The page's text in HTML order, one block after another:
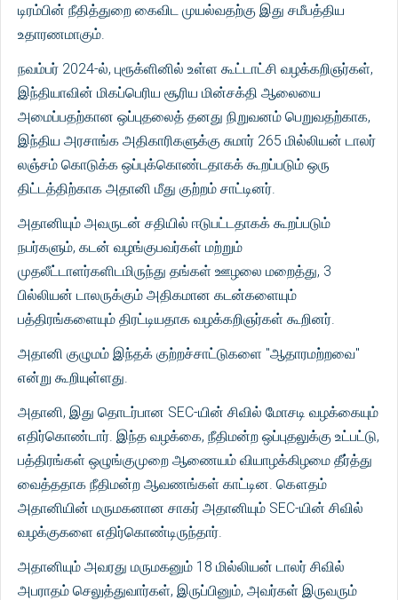
டிரம்பின் நீதித்துறை கைவிட முயல்வதற்கு இது சமீபத்திய
உதாரணமாகும்.
நவம்பர் 2024-ல், புரூக்ளினில் உள்ள கூட்டாட்சி வழக்கறிஞர்கள்,
இந்தியாவின் மிகப்பெரிய சூரிய மின்சக்தி ஆலையை
அமைப்பதற்கான ஒப்புதலைத் தனது நிறுவனம் பெறுவதற்காக,
இந்திய அரசாங்க அதிகாரிகளுக்கு சுமார் 265 மில்லியன் டாலர்
லஞ்சம் கொடுக்க ஒப்புக்கொண்டதாகக் கூறப்படும் ஒரு
திட்டத்திற்காக அதானி மீது குற்றம் சாட்டினர்.
அதானியும் அவருடன் சதியில் ஈடுபட்டதாகக் கூறப்படும்
நபர்களும், கடன் வழங்குபவர்கள் மற்றும்
முதலீட்டாளர்களிடமிருந்து தங்கள் ஊழலை மறைத்து, 3
பில்லியன் டாலருக்கும் அதிகமான கடன்களையும்
பத்திரங்களையும் திரட்டியதாக வழக்கறிஞர்கள் கூறினர்.
அதானி குழுமம் இந்தக் குற்றச்சாட்டுகளை "ஆதாரமற்றவை"
என்று கூறியுள்ளது.
அதானி, இது தொடர்பான SEC-யின் சிவில் மோசடி வழக்கையும்
எதிர்கொண்டார். இந்த வழக்கை, நீதிமன்ற ஒப்புதலுக்கு உட்பட்டு,
பத்திரங்கள் ஒழுங்குமுறை ஆணையம் வியாழக்கிழமை தீர்த்து
வைத்ததாக நீதிமன்ற ஆவணங்கள் காட்டின. கௌதம்
அதானியின் மருமகனான சாகர் அதானியும் SEC-யின் சிவில்
வழக்குகளை எதிர்கொண்டிருந்தார்.
அதானியும் அவரது மருமகனும் 18 மில்லியன் டாலர் சிவில்
அபராதம் செலுத்துவார்கள், இருப்பினும், அவர்கள் இருவரும்